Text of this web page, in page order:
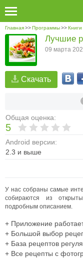
Главная>>Программы>>Книги
Скачать
Общая оценка:
5
Android версии:
2.3 и выше
Лучшие
09 марта
У нас собраны самые
собираются из
подробным описанием.
+ Приложение
+ Большой выбор
+ База рецептов
+ Все рецепты с